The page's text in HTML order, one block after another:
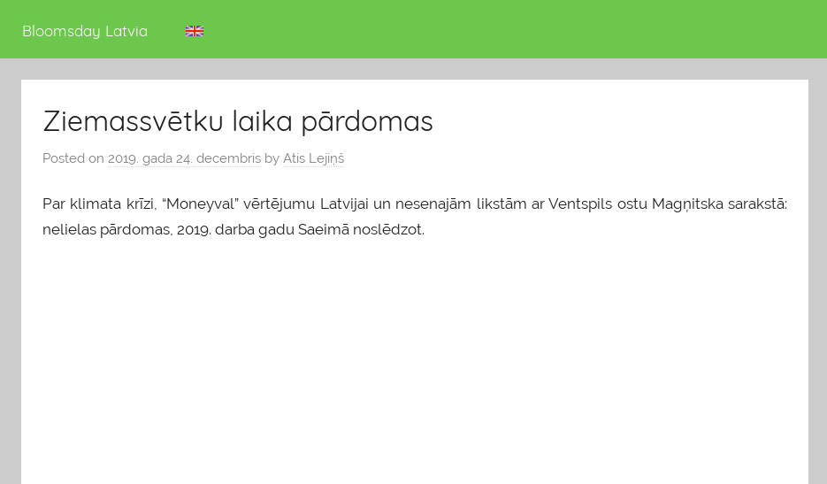
Bloomsday Latvia
Ziemassvētku laika pārdomas
Posted on 2019. gada 24. decembris by Atis Lejiņš
Par klimata krīzi, “Moneyval” vērtējumu Latvijai un nesenajām likstām ar Ventspils ostu Magņitska sarakstā:
nelielas pārdomas, 2019. darba gadu Saeimā noslēdzot.